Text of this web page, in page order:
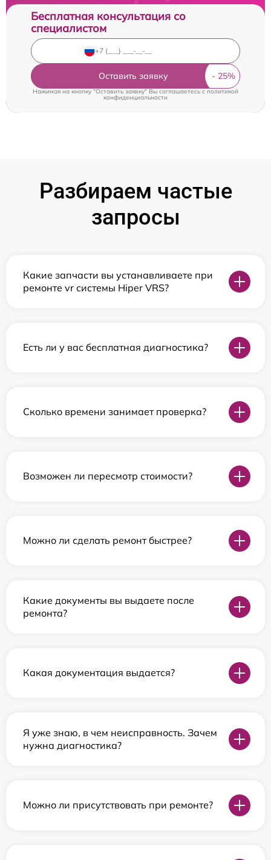
Бесплатная консультация со
специалистом
Оставить заявку
Нажимая на кнопку "Оставить заявку" Вы соглашаетесь cполитикой
конфиденциальности
Разбираем частые
запросы
Какие запчасти вы устанавливаете при
ремонте vr системы Hiper VRS?
Есть ли у вас бесплатная диагностика?
Сколько времени занимает проверка?
Возможен ли пересмотр стоимости?
Можно ли сделать ремонт быстрее?
Какие документы вы выдаете после
ремонта?
Какая документация выдается?
Я уже знаю, в чем неисправность. Зачем
нужна диагностика?
Можно ли присутствовать при ремонте?